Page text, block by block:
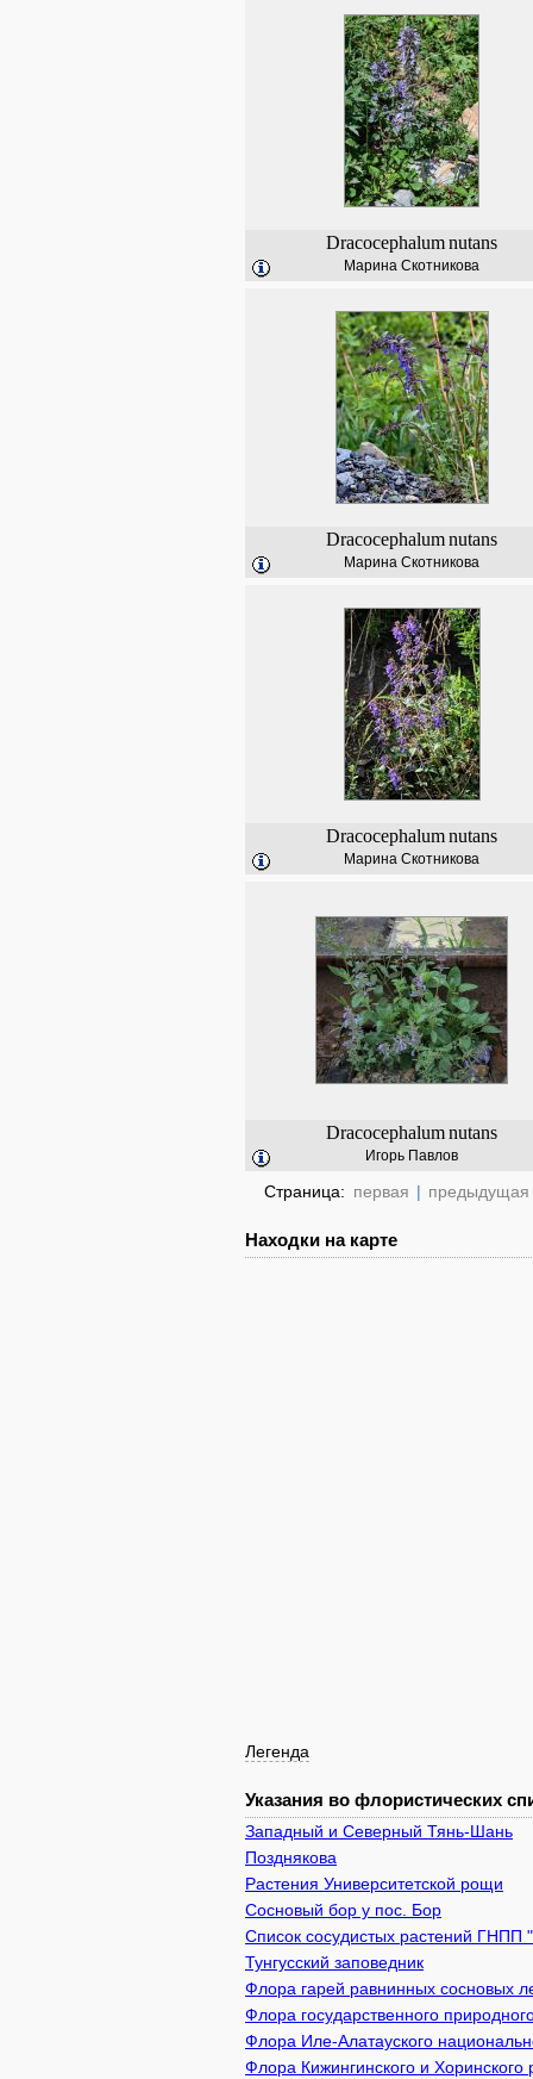
Dracocephalumnutans
Марина Скотникова
Dracocephalumnutans
Марина Скотникова
Dracocephalumnutans
Марина Скотникова
Dracocephalumnutans
Игорь Павлов
Страница: первая | предыдущая
Находки на карте
Легенда
Указания во флористических
Западный и Северный Тянь-Шань
Позднякова
Растения Университетской рощи
Сосновый бор у пос. Бор
Список сосудистых растений ГНПП
Тунгусский заповедник
Флора гарей равнинных сосновых
Флора государственного
Флора Иле-Алатауского
Флора Кижингинского и Хоринского